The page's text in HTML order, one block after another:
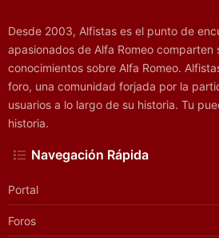
Desde 2003, Alfistas es el punto de
apasionados de Alfa Romeo comparten
conocimientos sobre Alfa Romeo.
foro, una comunidad forjada por la
usuarios a lo largo de su historia. Tu
historia.
Navegación Rápida
Portal
Foros